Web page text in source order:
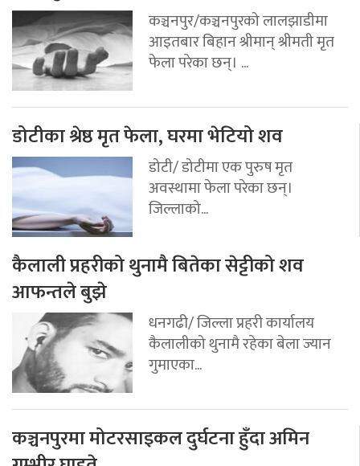
कञ्चनपुर/कञ्चनपुरको लालझाडीमा
आइतबार बिहान श्रीमान् श्रीमती मृत
फेला परेका छन्। ...
डोटीका श्रेष्ठ मृत फेला, घरमा भेटियो शव
डोटी/ डोटीमा एक पुरुष मृत
अवस्थामा फेला परेका छन्।
जिल्लाको...
कैलाली प्रहरीको थुनामै बितेका सेट्टीको शव
आफन्तले बुझे
धनगढी/ जिल्ला प्रहरी कार्यालय
कैलालीको थुनामै रहेका बेला ज्यान
गुमाएका...
कञ्चनपुरमा मोटरसाइकल दुर्घटना हुँदा अमिन